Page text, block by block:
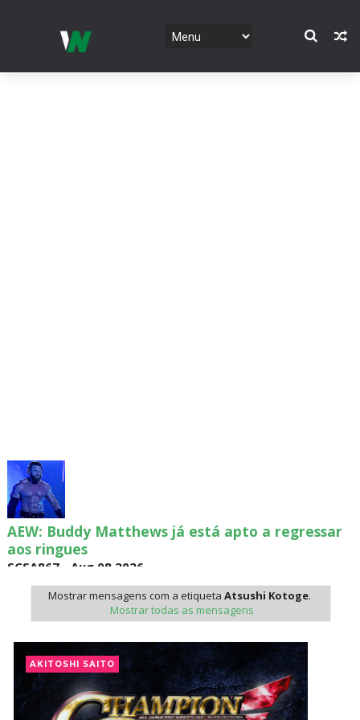
AEW: Buddy Matthews já está apto a regressar
aos ringues
SCSA867- Aug 08 2026
TNA: Elayna Black desafia Xia Brookside para
combate pelo título no Lockdown
SCSA867-Aug 08 2026
Mostrar mensagens com a etiquetaAtsushi Kotoge.
Mostrar todas as mensagens
AKITOSHI SAITO